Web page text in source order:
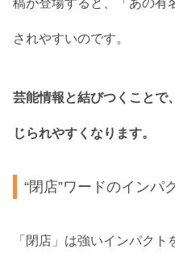
稿が登場すると、「あの有
されやすいのです。
芸能情報と結びつくことで
じられやすくなります。
“閉店”ワードのインパ
「閉店」は強いインパク